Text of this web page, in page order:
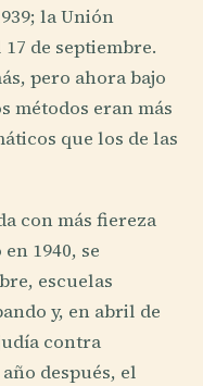
la Unión
de septiembre.
pero ahora bajo
métodos eran más
que los de las
con más fiereza
1940, se
escuelas
y, en abril de
contra
después, el